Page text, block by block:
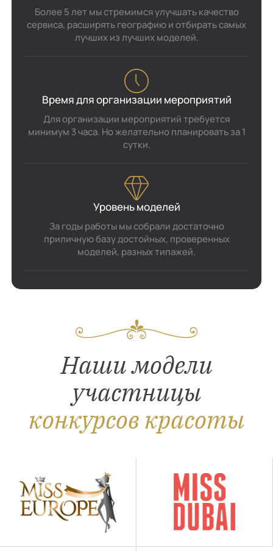
Более 5 лет мы стремимся улучшать качество
сервиса, расширять географию и отбирать самых
лучших из лучших моделей.
Время для организации мероприятий
Для организации мероприятий требуется
минимум 3 часа. Но желательно планировать за 1
сутки.
Уровень моделей
За годы работы мы собрали достаточно
приличную базу достойных, проверенных
моделей, разных типажей.
Наши модели
участницы
конкурсов красоты